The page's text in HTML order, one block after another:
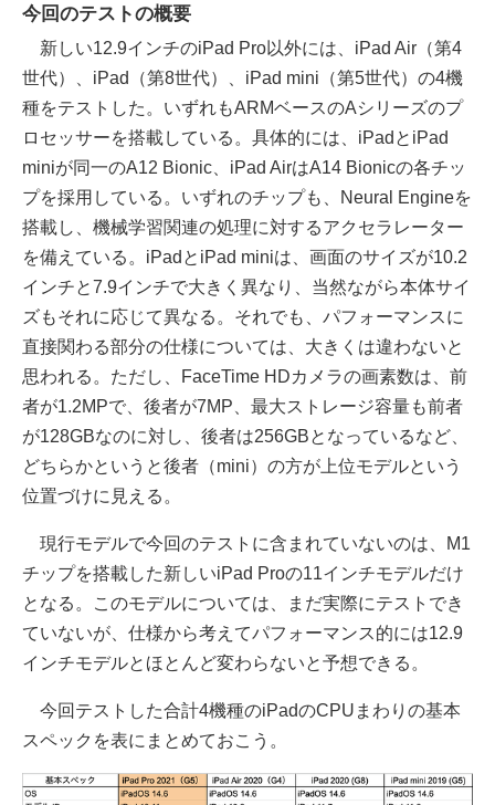
今回のテストの概要
新しい12.9インチのiPad Pro以外には、iPad Air（第4
世代）、iPad（第8世代）、iPad mini（第5世代）の4機
種をテストした。いずれもARMベースのAシリーズのプ
ロセッサーを搭載している。具体的には、iPadとiPad
miniが同一のA12 Bionic、iPad AirはA14 Bionicの各チッ
プを採用している。いずれのチップも、Neural Engineを
搭載し、機械学習関連の処理に対するアクセラレーター
を備えている。iPadとiPad miniは、画面のサイズが10.2
インチと7.9インチで大きく異なり、当然ながら本体サイ
ズもそれに応じて異なる。それでも、パフォーマンスに
直接関わる部分の仕様については、大きくは違わないと
思われる。ただし、FaceTime HDカメラの画素数は、前
者が1.2MPで、後者が7MP、最大ストレージ容量も前者
が128GBなのに対し、後者は256GBとなっているなど、
どちらかというと後者（mini）の方が上位モデルという
位置づけに見える。
現行モデルで今回のテストに含まれていないのは、M1
チップを搭載した新しいiPad Proの11インチモデルだけ
となる。このモデルについては、まだ実際にテストでき
ていないが、仕様から考えてパフォーマンス的には12.9
インチモデルとほとんど変わらないと予想できる。
今回テストした合計4機種のiPadのCPUまわりの基本
スペックを表にまとめておこう。